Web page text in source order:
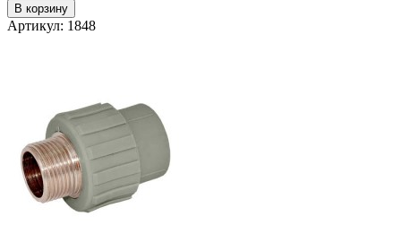
В корзину
Артикул: 1848